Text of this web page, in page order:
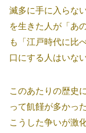
滅多に手に入らな
を生きた人が「あ
も「江戸時代に比
口にする人はいな
このあたりの歴史
って飢饉が多かっ
こうした争いが激